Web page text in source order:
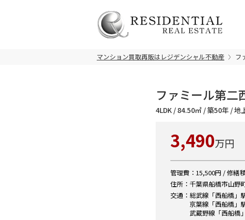
マンション買取再販はレジデンシャル不動産 フ
ファミール第二
4LDK / 84.50㎡ / 築50年 / 地
3,490万円
管理費：15,500円 / 修繕
住所：千葉県船橋市山野
交通：総武線「西船橋」
京葉線「西船橋」
武蔵野線「西船橋